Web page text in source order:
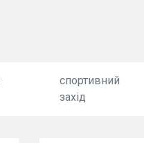
спортивний
захід